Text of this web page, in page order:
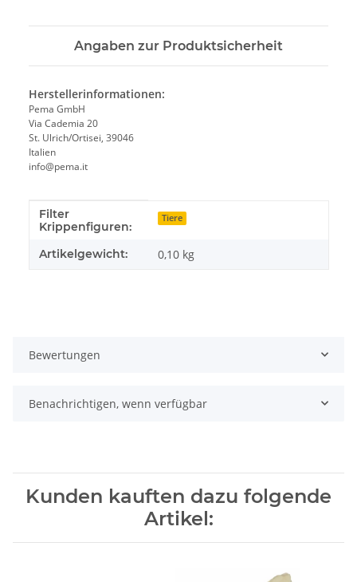
Angaben zur Produktsicherheit
Herstellerinformationen:
Pema GmbH
Via Cademia 20
St. Ulrich/Ortisei, 39046
Italien
info@pema.it
Produkteigenschaft
Wert
Filter
Krippenfiguren:
Tiere
Artikelgewicht: 0,10 kg
Bewertungen
Benachrichtigen, wenn verfügbar
Kunden kauften dazu folgende
Artikel: